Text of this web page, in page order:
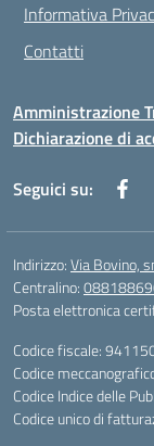
Informativa
Contatti
Amministrazione
Dichiarazione di
Seguici su:
Indirizzo:Via Bovino,
Centralino:
Posta elettronica
Codice fiscale:
Codice
Codice Indice delle
Codice unico di